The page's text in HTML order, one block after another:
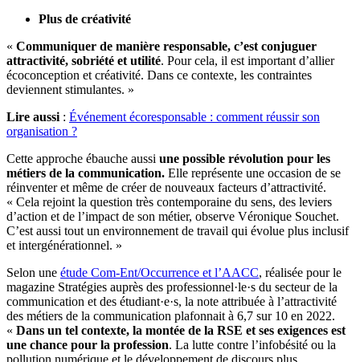
Plus de créativité
« Communiquer de manière responsable, c’est conjuguer
attractivité, sobriété et utilité. Pour cela, il est important d’allier
écoconception et créativité. Dans ce contexte, les contraintes
deviennent stimulantes. »
Lire aussi : Événement écoresponsable : comment réussir son
organisation ?
Cette approche ébauche aussi une possible révolution pour les
métiers de la communication. Elle représente une occasion de se
réinventer et même de créer de nouveaux facteurs d’attractivité.
« Cela rejoint la question très contemporaine du sens, des leviers
d’action et de l’impact de son métier, observe Véronique Souchet.
C’est aussi tout un environnement de travail qui évolue plus inclusif
et intergénérationnel. »
Selon une étude Com-Ent/Occurrence et l’AACC, réalisée pour le
magazine Stratégies auprès des professionnel·le·s du secteur de la
communication et des étudiant·e·s, la note attribuée à l’attractivité
des métiers de la communication plafonnait à 6,7 sur 10 en 2022.
« Dans un tel contexte, la montée de la RSE et ses exigences est
une chance pour la profession. La lutte contre l’infobésité ou la